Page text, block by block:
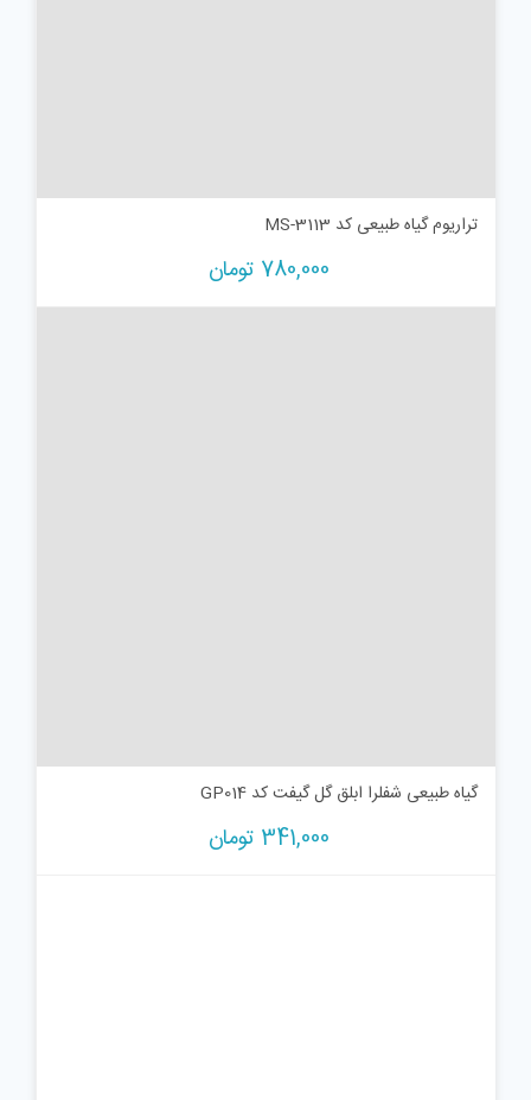
تراریوم گیاه طبیعی کد MS-3113
780,000 تومان
گیاه طبیعی شفلرا ابلق گل گیفت کد GP014
341,000 تومان